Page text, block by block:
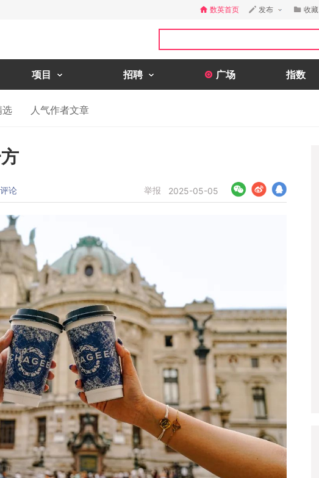
数英首页 发布 收藏
项目 招聘 广场 指数
选 人气作者文章
评论 举报 2025-05-05